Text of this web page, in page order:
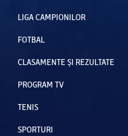
LIGA CAMPIONILOR
FOTBAL
CLASAMENTE ȘI REZULTATE
PROGRAM TV
TENIS
SPORTURI